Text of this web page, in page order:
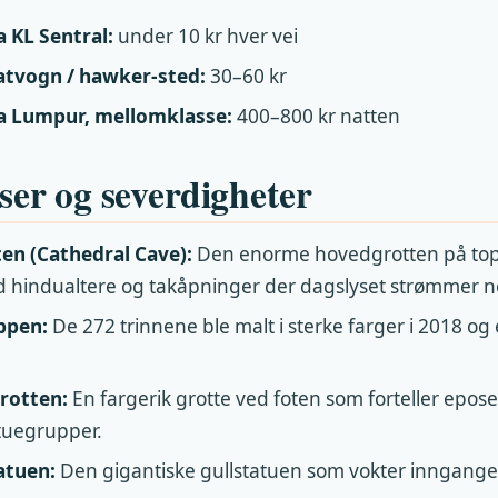
Sentral: under 10 kr hver vei
/ hawker-sted: 30–60 kr
Lumpur, mellomklasse: 400–800 kr natten
og severdigheter
(Cathedral Cave): Den enorme hovedgrotten på
hindualtere og takåpninger der dagslyset strømmer
De 272 trinnene ble malt i sterke farger i 2018 og
En fargerik grotte ved foten som forteller
Den gigantiske gullstatuen som vokter